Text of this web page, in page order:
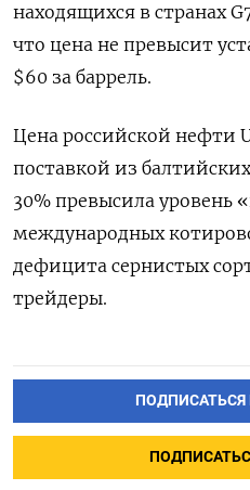
находящихся в странах
что цена не превысит
$60 за баррель.
Цена российской нефти
поставкой из
30% превысила уровень
международных
дефицита сернистых
трейдеры.
ПОДПИСАТЬСЯ